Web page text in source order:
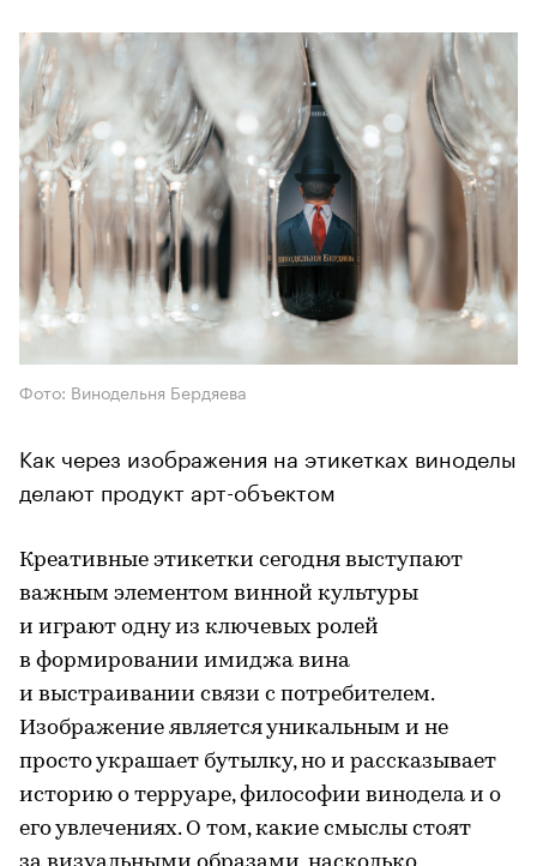
Фото: Винодельня Бердяева
Как через изображения на этикетках виноделы
делают продукт арт-объектом
Креативные этикетки сегодня выступают
важным элементом винной культуры
и играют одну из ключевых ролей
в формировании имиджа вина
и выстраивании связи с потребителем.
Изображение является уникальным и не
просто украшает бутылку, но и рассказывает
историю о терруаре, философии винодела и о
его увлечениях. О том, какие смыслы стоят